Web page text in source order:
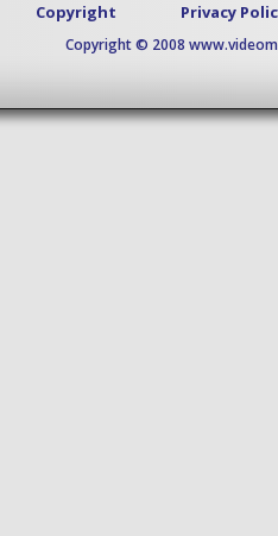
Copyright Privacy
Copyright © 2008